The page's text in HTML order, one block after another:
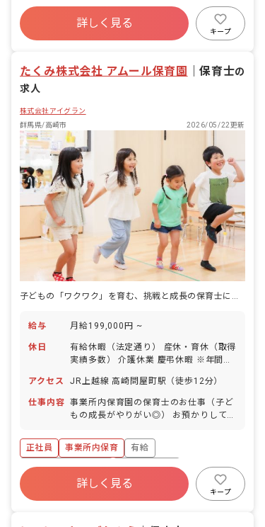
行事の計画・実行、お知らせの作成
ボーナス・賞与あり
社会保険完備
福利厚生充実
退職金制度
昇給昇進あり
詳しく見る
キープ
たくみ株式会社 アムール保育園 ｜保育士の
求人
株式会社アイグラン
群馬県/高崎市
2026/05/22更新
子どもの「ワクワク」を育む、挑戦と成長の保育士になろう
給与 月給199,000円 ~
休日
有給休暇（法定通り） 産休・育休（取得
実績多数） 介護休業 慶弔休暇 ※年間休
日を付与）
アクセス JR上越線 高崎問屋町駅（徒歩12分）
仕事内容 事業所内保育園の保育士のお仕事（子ど
もの成長がやりがい◎） お預かりしてい
す。 ・食事・睡眠・排泄・清潔・衣類の
着脱等 ・集団生活を通じた社会性の装着
・行事の計画・実行、お知らせの作成
正社員 事業所内保育
有給
ボーナス・賞与あり
社会保険完備
福利厚生充実
退職金制度
昇給昇進あり
詳しく見る
キープ